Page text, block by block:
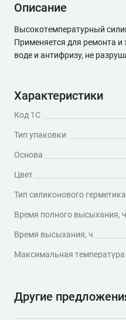
Описание
Высокотемпературный
Применяется для ремонта
воде и антифризу, не
Характеристики
Код 1С
Тип упаковки
Основа
Цвет
Тип силиконового герметика
Время полного высыхания, ч
Время высыхания, ч
Максимальная температура
Другие